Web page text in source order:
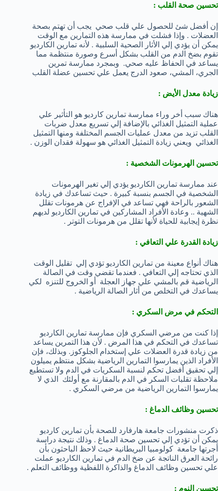
تحسين صحة القلب :
إن أفضل شئ للحصول علي قلب صحي يجب أن تهتم بصحة
العضلات . وإذا فشلت في ممارسة هذه التمارين مع الوقت
يمكن أن يؤدي إلي الأثار الصحية السلبية . لأنه تمارين الكارديو
تقوم بضخ الدم من القلب بشكل أسرع وصورة منتظمة مما
يساعد في الحفاظ عليه صحي. وبمجرد ممارسة تمرين
الجري، المشي، صعود الدرج يعمل علي تحسين عضلة القلب
زيادة معدل الأيض :
هناك سبب أخر وراء ممارسة تمارين كارديو هو التأثير علي
عملية التمثيل الغذائي بالإضافة إلي تسريع معدل ضربات
القلب تزيد من معدل عمليات الجسم المختلفة ومنها التمثيل
الغذائي ويعني زيادة التمثيل الغذائي هو سهولة فقدان الوزن .
تحسين الهرمونات الشخصية :
عند ممارسة تمارين الكارديو يؤدي إلي تغير الهرمونات
الشخصية في الجسم بنسبة كبيرة . حيث تساعدك في زيادة
الشعور بالراحة فهي تساعد في الإفراج عن هرمونات تقلل
الشهية .. وعادة الأفراد المشاركين في تمارين الكارديو لديهم
نظرة إيجابية للحياة لأنها تقلل من هرمونات التوتر .
زيادة القدرة علي التعافي :
هناك أنواع معينة من تمارين الكارديو تؤدي إلي تقليل الوقت
الذي تحتاجه إلي التعافي . فعندما تقضي وقت في الصالة
الرياضية قم بالمشي علي جهاز العجلة أو الخروج للتنزه لكي
يساعدك في التخلص من أثار الصالة الرياضية .
التحكم في مرض السكري :
إذا كنت من مرضي السكري فإن ممارسة تمارين الكارديو
تساعدك في التحكم في هذا المرض . لأن هذا التمرين يساعد
من زيادة قدرة العضلات علي إستخدام الجلوكوز. وبذلك، فإن
الأفراد الذين يمارسوا التمارين الرياضية بشكل منتظم يميلون
إلي تحقيق أفضل تحكم لنسبة السكريات في الدم ولا تستطيع
ملاحظة تقلبات السكر في الدم بالمقارنة مع أولئك الذي لا
يمارسوا التمارين الرياضية من مرضي السكري .
تحسين وظائف الدماغ :
ذكرت منشورات جامعة هارفارد للصحة بأن تمارين كارديو
يمكن أن تؤدي إلي تحسين صحة الدماغ . وذلك نتيجة دراسة
أجرتها جامعة كولومبيا البريطانية حيث لاحظ الباحثون بأن
رائحة العرق الناتجة عن ضخ الدم في تمارين الكارديو عملت
علي تحسين وظائف الدماغ والذاكرة اللفظية ووظائف التعلم .
تحسين النوم :